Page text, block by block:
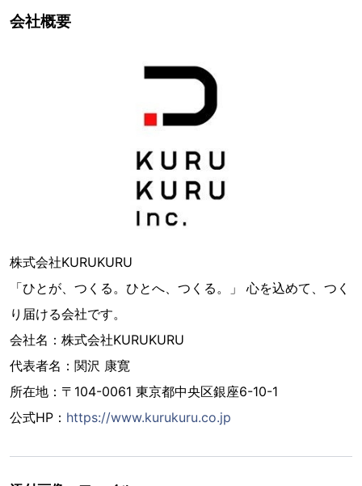
会社概要
株式会社KURUKURU
「ひとが、つくる。ひとへ、つくる。」 心を込めて、つく
り届ける会社です。
会社名：株式会社KURUKURU
代表者名：関沢 康寛
所在地：〒104-0061 東京都中央区銀座6-10-1
公式HP： https://www.kurukuru.co.jp